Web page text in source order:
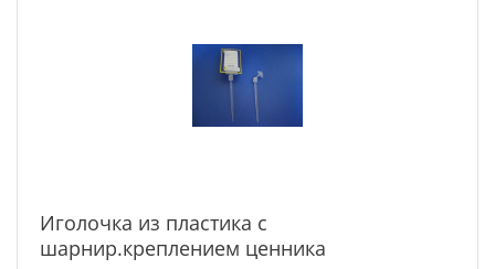
Иголочка из пластика с
шарнир.креплением ценника